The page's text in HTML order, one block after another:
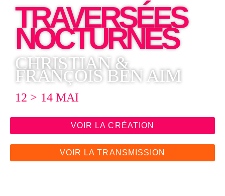
TRAVERSÉES
NOCTURNES
CHRISTIAN &
FRANÇOIS BEN AIM
12 > 14 MAI
VOIR LA CRÉATION
VOIR LA TRANSMISSION